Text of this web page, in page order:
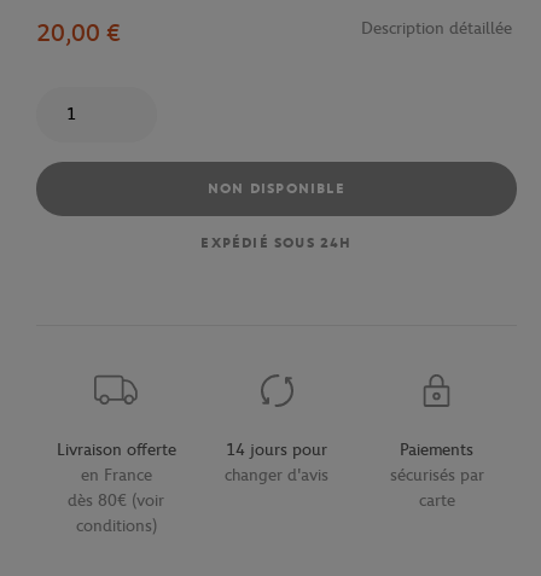
20,00 €
Description détaillée
NON DISPONIBLE
EXPÉDIÉ SOUS 24H
Livraison offerte
en France
dès 80€ (voir
conditions)
14 jours pour
changer d'avis
Paiements
sécurisés par
carte